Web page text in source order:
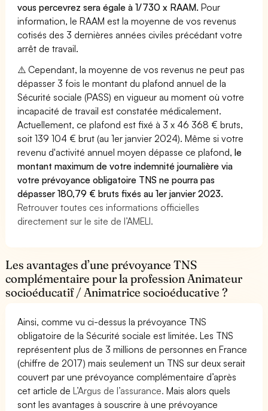
vous percevrez sera égale à 1/730 x RAAM. Pour
information, le RAAM est la moyenne de vos revenus
cotisés des 3 dernières années civiles précédant votre
arrêt de travail.
⚠️ Cependant, la moyenne de vos revenus ne peut pas
dépasser 3 fois le montant du plafond annuel de la
Sécurité sociale (PASS) en vigueur au moment où votre
incapacité de travail est constatée médicalement.
Actuellement, ce plafond est fixé à 3 x 46 368 € bruts,
soit 139 104 € brut (au 1er janvier 2024). Même si votre
revenu d'activité annuel moyen dépasse ce plafond,le
montant maximum de votre indemnité journalière via
votre prévoyance obligatoire TNS ne pourra pas
dépasser 180,79 € bruts fixés au 1er janvier 2023.
Retrouver toutes ces informations officielles
directement sur le site de l’AMELI.
Les avantages d’une prévoyance TNS
complémentaire pour la profession Animateur
socioéducatif / Animatrice socioéducative ?
Ainsi, comme vu ci-dessus la prévoyance TNS
obligatoire de la Sécurité sociale est limitée. Les TNS
représentent plus de 3 millions de personnes en France
(chiffre de 2017) mais seulement un TNS sur deux serait
couvert par une prévoyance complémentaire d’après
cet article deL’Argus de l’assurance. Mais alors quels
sont les avantages à souscrire à une prévoyance